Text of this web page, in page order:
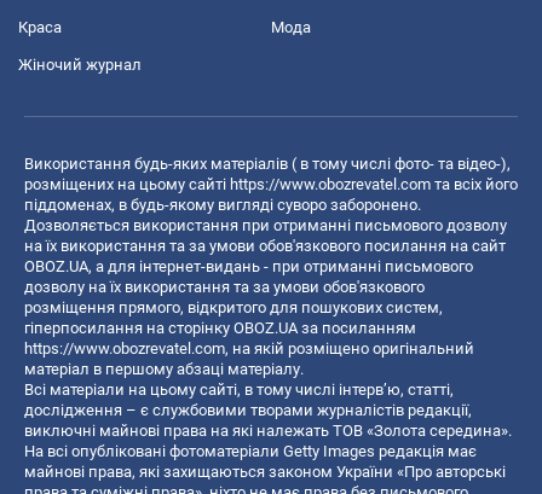
Краса Мода
Жіночий журнал
Використання будь-яких матеріалів ( в тому числі фото- та відео-),
розміщених на цьому сайті https://www.obozrevatel.com та всіх його
піддоменах, в будь-якому вигляді суворо заборонено.
Дозволяється використання при отриманні письмового дозволу
на їх використання та за умови обов'язкового посилання на сайт
OBOZ.UA, а для інтернет-видань - при отриманні письмового
дозволу на їх використання та за умови обов'язкового
розміщення прямого, відкритого для пошукових систем,
гіперпосилання на сторінку OBOZ.UA за посиланням
https://www.obozrevatel.com, на якій розміщено оригінальний
матеріал в першому абзаці матеріалу.
Всі матеріали на цьому сайті, в тому числі інтерв’ю, статті,
дослідження – є службовими творами журналістів редакції,
виключні майнові права на які належать ТОВ «Золота середина».
На всі опубліковані фотоматеріали Getty Images редакція має
майнові права, які захищаються законом України «Про авторські